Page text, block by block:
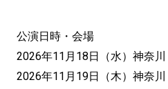
公演日時・会場
2026年11月18日（水）神奈
2026年11月19日（木）神奈